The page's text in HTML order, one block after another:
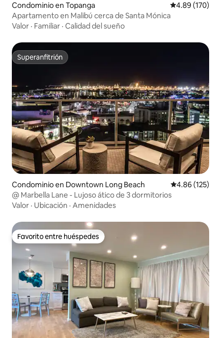
Condominio en Topanga Calificación
4.89 (170)
Apartamento en Malibú cerca de Santa Mónica
Valor · Familiar · Calidad del sueño
Superanfitrión
Superanfitrión
Condominio en Downtown Long Beach Calificación
4.86 (125)
@ Marbella Lane - Lujoso ático de 3 dormitorios
Valor · Ubicación · Amenidades
Favorito entre huéspedes
Favorito entre huéspedes